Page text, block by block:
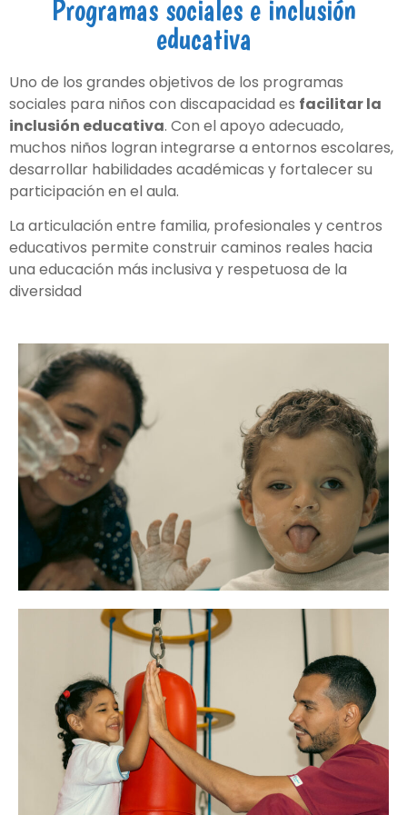
Programas sociales e inclusión
educativa
Uno de los grandes objetivos de los programas
sociales para niños con discapacidad es facilitar la
inclusión educativa. Con el apoyo adecuado,
muchos niños logran integrarse a entornos escolares,
desarrollar habilidades académicas y fortalecer su
participación en el aula.
La articulación entre familia, profesionales y centros
educativos permite construir caminos reales hacia
una educación más inclusiva y respetuosa de la
diversidad